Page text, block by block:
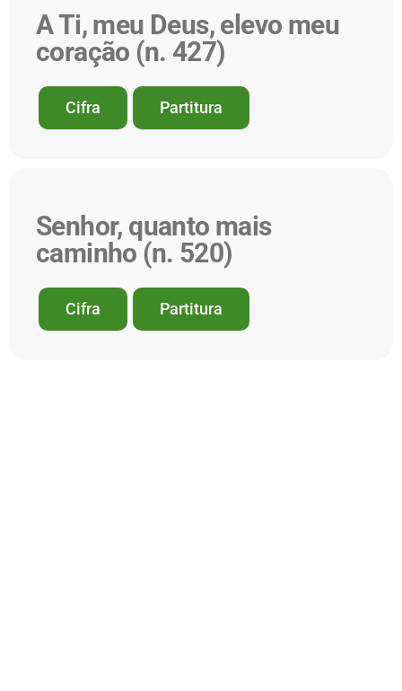
A Ti, meu Deus, elevo meu
coração (n. 427)
Cifra Partitura
Senhor, quanto mais
caminho (n. 520)
Cifra Partitura